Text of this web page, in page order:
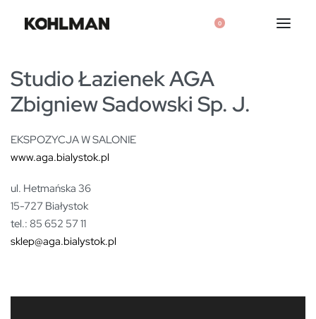
0
Studio Łazienek AGA
Zbigniew Sadowski Sp. J.
EKSPOZYCJA W SALONIE
www.aga.bialystok.pl
ul. Hetmańska 36
15-727 Białystok
tel.: 85 652 57 11
sklep@aga.bialystok.pl